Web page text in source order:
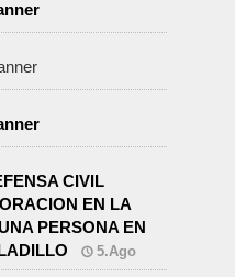
CIVIL
EN LA
PERSONA EN
5.Ago